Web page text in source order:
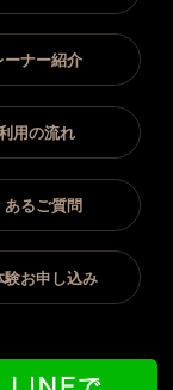
ーナー紹介
用の流れ
あるご質問
験お申し込み